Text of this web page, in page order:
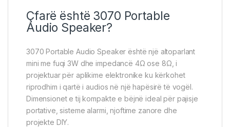
Çfarë është 3070 Portable
Audio Speaker?
3070 Portable Audio Speaker është një altoparlant
mini me fuqi 3W dhe impedancë 4Ω ose 8Ω, i
projektuar për aplikime elektronike ku kërkohet
riprodhim i qartë i audios në një hapësirë të vogël.
Dimensionet e tij kompakte e bëjnë ideal për pajisje
portative, sisteme alarmi, njoftime zanore dhe
projekte DIY.